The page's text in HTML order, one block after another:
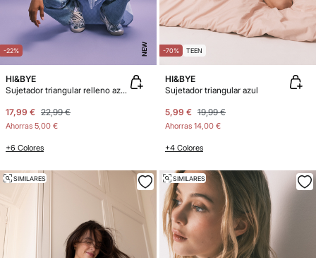
-22% NEW
HI&BYE
Sujetador triangular relleno azul navy
17,99 € 22,99 €
Ahorras 5,00 €
+6 Colores
-70% TEEN
HI&BYE
Sujetador triangular azul
5,99 € 19,99 €
Ahorras 14,00 €
+4 Colores
SIMILARES SIMILARES